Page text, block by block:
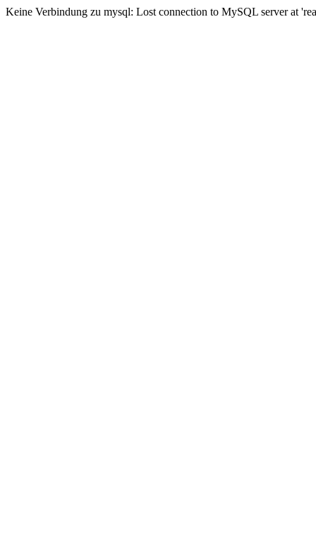
Keine Verbindung zu mysql: Lost connection to MySQL server at